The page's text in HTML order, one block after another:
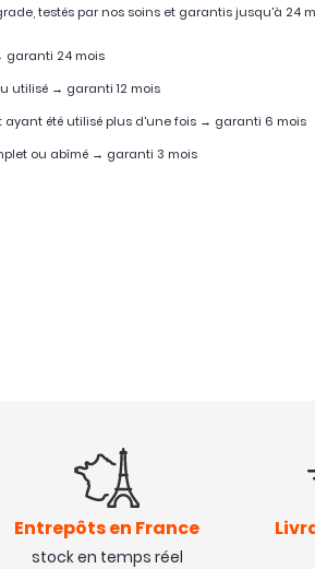
testés par nos soins et garantis jusqu'à 24
garanti 24 mois
utilisé → garanti 12 mois
été utilisé plus d'une fois → garanti 6 mois
ou abîmé → garanti 3 mois
Entrepôts en France
stock en temps réel